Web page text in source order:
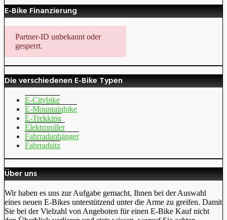
E-Bike Finanzierung
Partner-ID unbekannt oder
gesperrt.
Die verschiedenen E-Bike Typen
E-Citybike
E-Mountainbike
E-Trekking
Elektroroller
Fahrradanhänger
Fahrradsitz
Über uns
Wir haben es uns zur Aufgabe gemacht, Ihnen bei der Auswahl
eines neuen E-Bikes unterstützend unter die Arme zu greifen. Damit
Sie bei der Vielzahl von Angeboten für einen E-Bike Kauf nicht